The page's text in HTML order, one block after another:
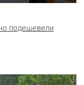
подешевели